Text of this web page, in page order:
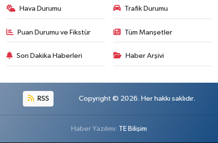
Hava Durumu Trafik Durumu
Puan Durumu ve Fikstür Tüm Manşetler
Son Dakika Haberleri Haber Arşivi
RSS Copyright © 2026. Her hakkı saklıdır.
Haber Yazılımı: TE Bilişim